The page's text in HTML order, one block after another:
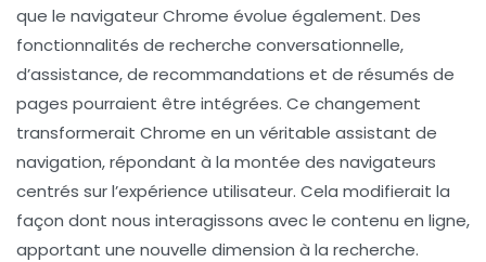
que le navigateurChrome évolue également. Des
fonctionnalités de recherche conversationnelle,
d’assistance, de recommandations et de résumés de
pages pourraient être intégrées. Ce changement
transformerait Chrome en un véritable assistant de
navigation, répondant à la montée des navigateurs
centrés sur l’expérience utilisateur. Cela modifierait la
façon dont nous interagissons avec le contenu en ligne,
apportant une nouvelle dimension à la recherche.